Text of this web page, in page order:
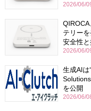
2026/06/
テリー
安全性
2026/06/
生成AI
を公開
2026/06/